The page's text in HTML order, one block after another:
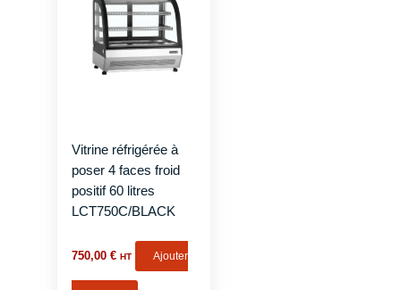
Vitrine réfrigérée à
poser 4 faces froid
positif 60 litres
LCT750C/BLACK
750,00€ HT Ajouter